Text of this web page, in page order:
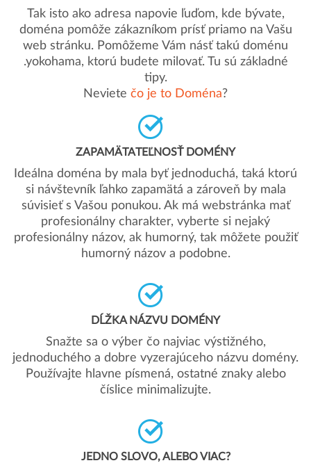
Tak isto ako adresa napovie ľuďom, kde bývate,
doména pomôže zákazníkom prísť priamo na Vašu
web stránku. Pomôžeme Vám násť takú doménu
.yokohama, ktorú budete milovať. Tu sú základné
tipy.
Neviete čo je to Doména?
ZAPAMÄTATEĽNOSŤ DOMÉNY
Ideálna doména by mala byť jednoduchá, taká ktorú
si návštevník ľahko zapamätá a zároveň by mala
súvisieť s Vašou ponukou. Ak má webstránka mať
profesionálny charakter, vyberte si nejaký
profesionálny názov, ak humorný, tak môžete použiť
humorný názov a podobne.
DĹŽKA NÁZVU DOMÉNY
Snažte sa o výber čo najviac výstižného,
jednoduchého a dobre vyzerajúceho názvu domény.
Používajte hlavne písmená, ostatné znaky alebo
číslice minimalizujte.
JEDNO SLOVO, ALEBO VIAC?